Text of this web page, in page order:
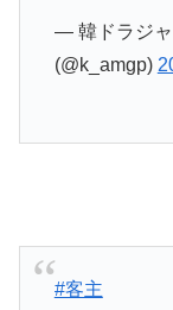
— 韓ドラジ
(@k_amgp)
#客主